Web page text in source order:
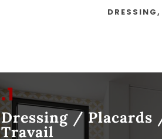
.1
Dressing / Placards
Travail